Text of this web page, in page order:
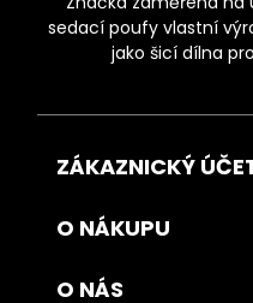
sedací poufy vlastní
jako šicí dílna
ZÁKAZNICKÝ
O NÁKUPU
O NÁS